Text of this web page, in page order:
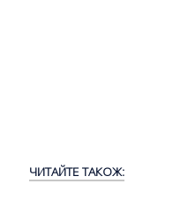
ЧИТАЙТЕ ТАКОЖ: